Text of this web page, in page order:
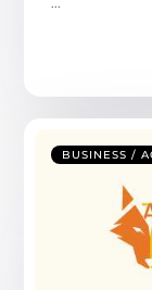
BUSINESS /